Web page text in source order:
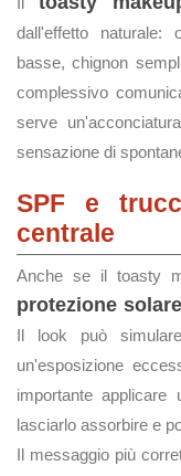
dall'effetto naturale:
basse, chignon
complessivo
serve
sensazione di
SPF e
centrale
Anche se il toasty
protezione
Il look può
un'esposizione
importante
lasciarlo assorbire e
Il messaggio più